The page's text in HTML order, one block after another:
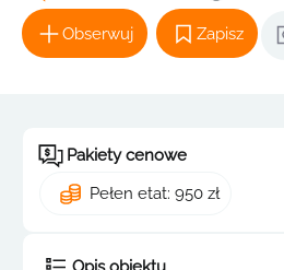
Obserwuj Zapisz
Pakiety cenowe
Pełen etat: 950 zł